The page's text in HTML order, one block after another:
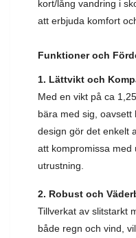
kort/lång vandring i
att erbjuda komfort
Funktioner och
1. Lättvikt och
Med en vikt på ca
bära med sig, oavsett
design gör det enkelt
att kompromissa med
utrustning.
2. Robust och
Tillverkat av slitstarkt
både regn och vind,